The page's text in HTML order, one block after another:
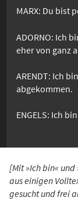
MARX: Du bist
ADORNO: Ich
eher von ganz
ARENDT: Ich
abgekommen.
ENGELS: Ich
[Mit »Ich bin«
aus einigen
gesucht und frei